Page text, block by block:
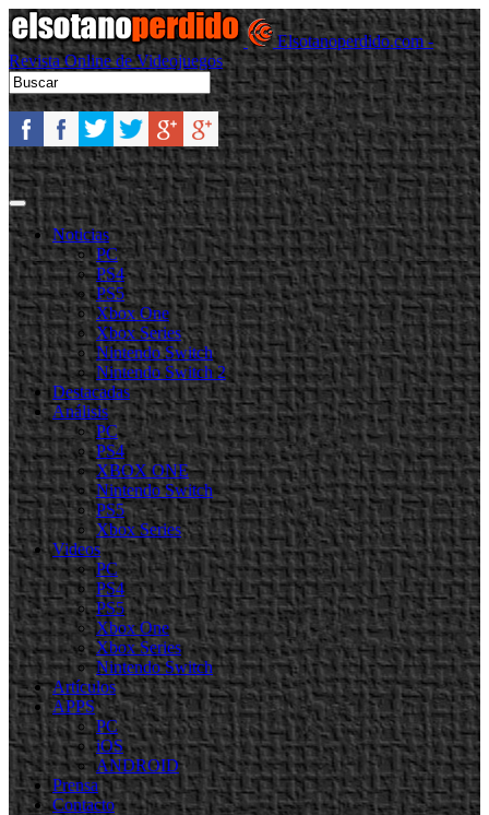
Elsotanoperdido.com -
Revista Online de Videojuegos
Noticias
PC
PS4
PS5
Xbox One
Xbox Series
Nintendo Switch
Nintendo Switch 2
Destacadas
Análisis
PC
PS4
XBOX ONE
Nintendo Switch
PS5
Xbox Series
Videos
PC
PS4
PS5
Xbox One
Xbox Series
Nintendo Switch
Artículos
APPS
PC
iOS
ANDROID
Prensa
Contacto